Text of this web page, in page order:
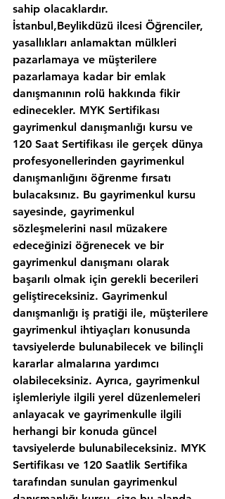
sahip olacaklardır.
İstanbul,Beylikdüzü ilcesi Öğrenciler,
yasallıkları anlamaktan mülkleri
pazarlamaya ve müşterilere
pazarlamaya kadar bir emlak
danışmanının rolü hakkında fikir
edinecekler. MYK Sertifikası
gayrimenkul danışmanlığı kursu ve
120 Saat Sertifikası ile gerçek dünya
profesyonellerinden gayrimenkul
danışmanlığını öğrenme fırsatı
bulacaksınız. Bu gayrimenkul kursu
sayesinde, gayrimenkul
sözleşmelerini nasıl müzakere
edeceğinizi öğrenecek ve bir
gayrimenkul danışmanı olarak
başarılı olmak için gerekli becerileri
geliştireceksiniz. Gayrimenkul
danışmanlığı iş pratiği ile, müşterilere
gayrimenkul ihtiyaçları konusunda
tavsiyelerde bulunabilecek ve bilinçli
kararlar almalarına yardımcı
olabileceksiniz. Ayrıca, gayrimenkul
işlemleriyle ilgili yerel düzenlemeleri
anlayacak ve gayrimenkulle ilgili
herhangi bir konuda güncel
tavsiyelerde bulunabileceksiniz. MYK
Sertifikası ve 120 Saatlik Sertifika
tarafından sunulan gayrimenkul